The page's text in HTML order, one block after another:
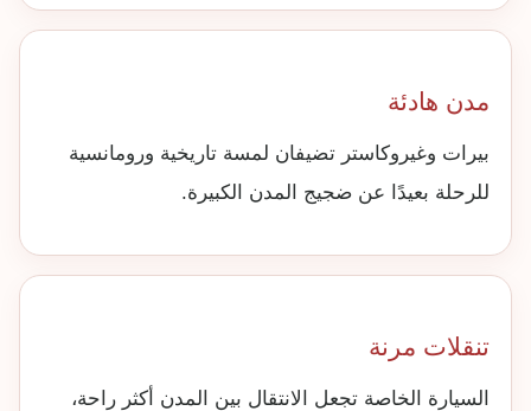
مدن هادئة
بيرات وغيروكاستر تضيفان لمسة تاريخية ورومانسية
للرحلة بعيدًا عن ضجيج المدن الكبيرة.
تنقلات مرنة
السيارة الخاصة تجعل الانتقال بين المدن أكثر راحة،